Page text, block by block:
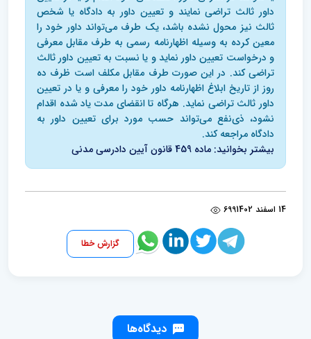
داور ثالث تراضی نمایند و تعیین داور به دادگاه یا شخص
ثالث نیز محول نشده باشد، یک طرف می‌تواند داور خود را
معین کرده به وسیله اظهارنامه رسمی به طرف مقابل معرفی
و درخواست تعیین داور نماید و یا نسبت به تعیین داور ثالث
تراضی کند. در این صورت طرف مقابل مکلف است ظرف ده
روز از تاریخ ابلاغ اظهارنامه داور خود را معرفی و یا در تعیین
داور ثالث تراضی نماید. هرگاه تا انقضای مدت یاد شده اقدام
نشود، ذی‌نفع می‌تواند حسب مورد برای تعیین داور به
دادگاه مراجعه کند.
بیشتر بخوانید: ماده 459 قانون آیین دادرسی مدنی
14 اسفند 1402 699
گزارش خطا
دیدگاه‌ها